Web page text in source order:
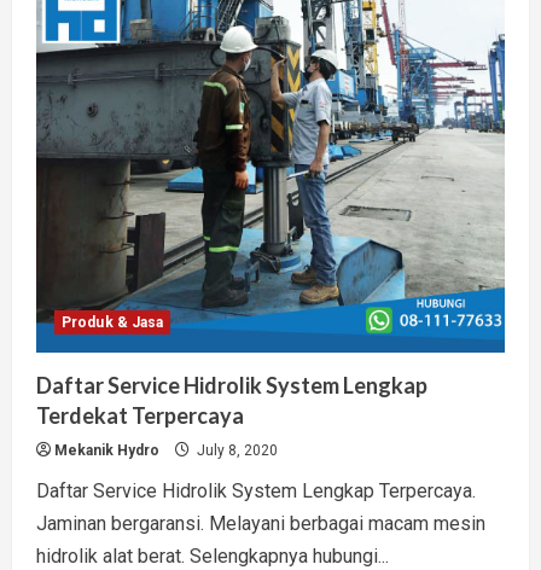
Bengkel
Excavator
Hidrolik
Terdekat
Produk & Jasa
Daftar Service Hidrolik System Lengkap
Terdekat Terpercaya
Mekanik Hydro July 8, 2020
Daftar Service Hidrolik System Lengkap Terpercaya.
Jaminan bergaransi. Melayani berbagai macam mesin
hidrolik alat berat. Selengkapnya hubungi...